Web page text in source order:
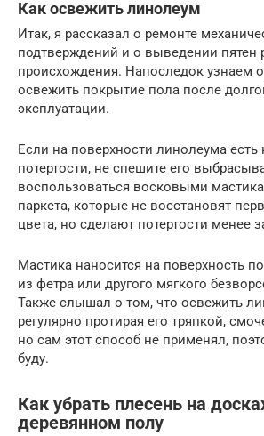
Как освежить линолеум
Итак, я рассказал о ремонте
подтверждений и о выведении пятен
происхождения. Напоследок узнаем
освежить покрытие пола после
эксплуатации.
Если на поверхности линолеума
потертости, не спешите его
воспользоваться восковыми
паркета, которые не восстановят
цвета, но сделают потертости менее
Мастика наносится на поверхность
из фетра или другого мягкого
Также слышал о том, что освежить
регулярно протирая его тряпкой,
но сам этот способ не применял,
буду.
Как убрать плесень на
деревянном полу